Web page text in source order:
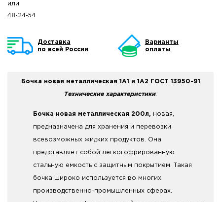
или
48-24-54
Доставка
по всей России
Варианты
оплаты
Бочка новая металлическая 1А1 и 1А2 ГОСТ 13950-91
Технические характеристики:
Бочка новая металлическая 200л, новая,
предназначена для хранения и перевозки
всевозможных жидких продуктов. Она
представляет собой легкогофрированную
стальную емкость с защитным покрытием. Такая
бочка широко используется во многих
производственно-промышленных сферах.